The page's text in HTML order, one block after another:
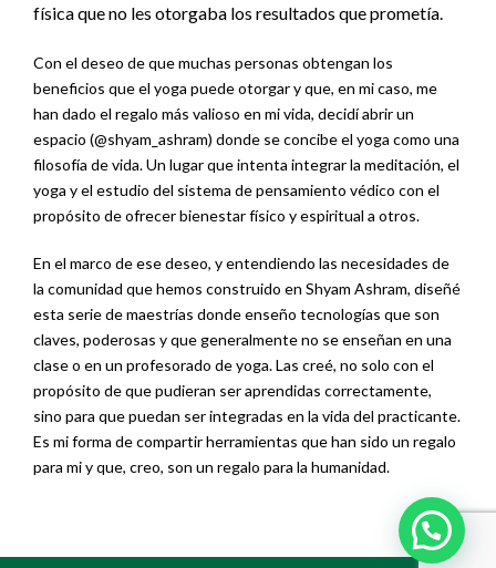
física que no les otorgaba los resultados que prometía.
Con el deseo de que muchas personas obtengan los
beneficios que el yoga puede otorgar y que, en mi caso, me
han dado el regalo más valioso en mi vida, decidí abrir un
espacio (@shyam_ashram) donde se concibe el yoga como una
filosofía de vida. Un lugar que intenta integrar la meditación, el
yoga y el estudio del sistema de pensamiento védico con el
propósito de ofrecer bienestar físico y espiritual a otros.
En el marco de ese deseo, y entendiendo las necesidades de
la comunidad que hemos construido en Shyam Ashram, diseñé
esta serie de maestrías donde enseño tecnologías que son
claves, poderosas y que generalmente no se enseñan en una
clase o en un profesorado de yoga. Las creé, no solo con el
propósito de que pudieran ser aprendidas correctamente,
sino para que puedan ser integradas en la vida del practicante.
Es mi forma de compartir herramientas que han sido un regalo
para mi y que, creo, son un regalo para la humanidad.